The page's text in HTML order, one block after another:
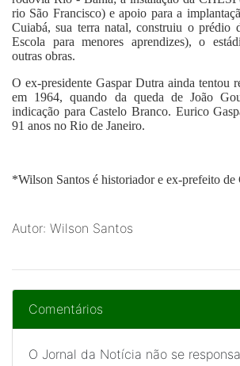
rio São Francisco) e apoio para a
Cuiabá, sua terra natal, construiu o prédio
Escola para menores aprendizes), o
outras obras.
O ex-presidente Gaspar Dutra ainda tentou
em 1964, quando da queda de João
indicação para Castelo Branco. Eurico
91 anos no Rio de Janeiro.
*Wilson Santos é historiador e ex-prefeito de
Autor: Wilson Santos
Comentários
O Jornal da Notícia não se